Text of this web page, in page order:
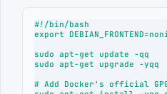
#!/bin/bash
export
sudo apt-get update -qq
sudo apt-get upgrade -yqq
# Add Docker's official